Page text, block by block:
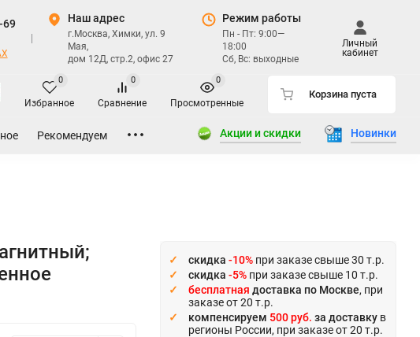
69 Наш адрес
г.Москва, Химки, ул. 9
Мая,
дом 12Д, стр.2, офис 27
Режим работы
Пн - Пт: 9:00—
18:00
Сб, Вс: выходные
Личный
кабинет
Избранное
0
Сравнение
0
Просмотренные
0
Корзина пуста
Рекомендуем Акции и скидки Новинки
скидка -10% при заказе свыше 30 т.р.
скидка -5% при заказе свыше 10 т.р.
бесплатная доставка по Москве, при
заказе от 20 т.р.
компенсируем 500 руб. за доставку в
регионы России, при заказе от 20 т.р.